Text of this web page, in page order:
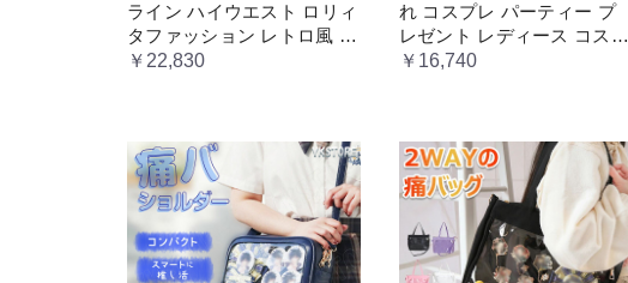
ライン ハイウエスト ロリィ
タファッション レトロ風 ク
ラシカル 上品 かわいい 日
￥22,830
れ コスプレ パーティー プ
レゼント レディース コスチ
ューム プリンセス ロマンテ
￥16,740